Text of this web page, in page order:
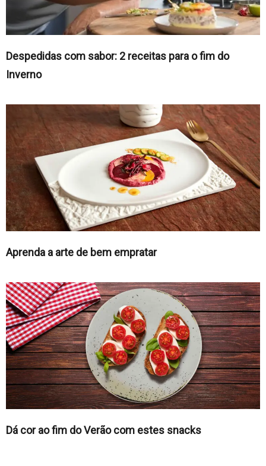
Despedidas com sabor: 2 receitas para o fim do
Inverno
Aprenda a arte de bem empratar
Dá cor ao fim do Verão com estes snacks